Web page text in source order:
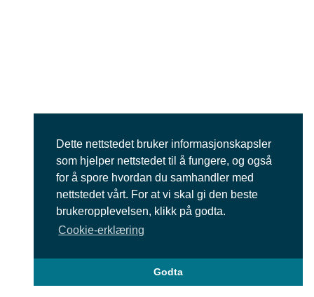
Dette nettstedet bruker informasjonskapsler
som hjelper nettstedet til å fungere, og også
for å spore hvordan du samhandler med
nettstedet vårt. For at vi skal gi den beste
brukeropplevelsen, klikk på godta.
Cookie-erklæring
Godta